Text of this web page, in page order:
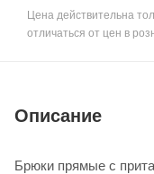
Цена действительна
отличаться от цен в
Описание
Брюки прямые с